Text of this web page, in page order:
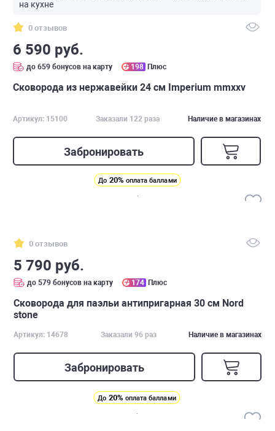
на кухне
0 отзывов
6 590 руб.
до 659 бонусов на карту 198 Плюс
Сковорода из нержавейки 24 см Imperium mmxxv
Артикул: 15100 Заказали 122 раза Наличие в магазинах
Забронировать
До 20% оплата баллами
0 отзывов
5 790 руб.
до 579 бонусов на карту 174 Плюс
Сковорода для паэльи антипригарная 30 см Nord
stone
Артикул: 14678 Заказали 96 раз Наличие в магазинах
Забронировать
До 20% оплата баллами